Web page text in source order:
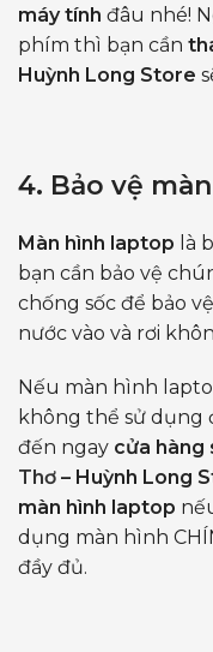
máy tính đâu nhé!
phím thì bạn cần
Huỳnh Long Store
4. Bảo vệ
Màn hình laptop là
bạn cần bảo vệ
chống sốc để bảo
nước vào và rơi
Nếu màn hình
không thể sử dụng
đến ngay cửa hàng
Thơ – Huỳnh Long
màn hình laptop
dụng màn hình
đầy đủ.